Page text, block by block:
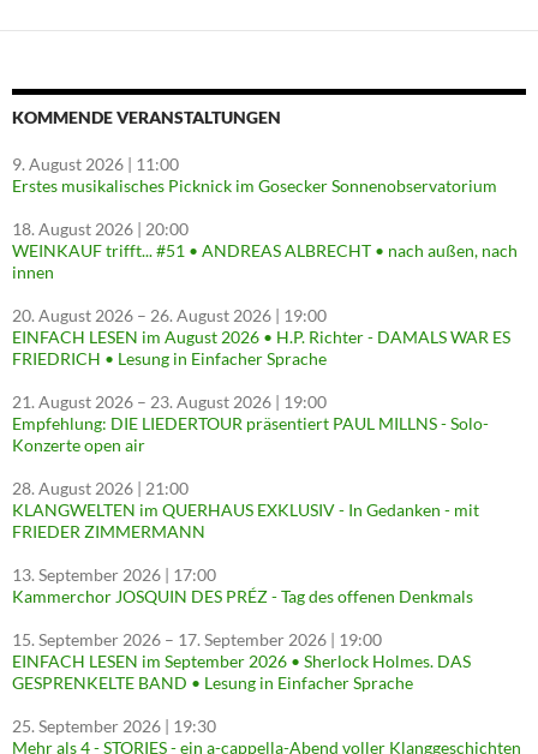
KOMMENDE VERANSTALTUNGEN
9. August 2026 | 11:00
Erstes musikalisches Picknick im Gosecker Sonnenobservatorium
18. August 2026 | 20:00
WEINKAUF trifft... #51 • ANDREAS ALBRECHT • nach außen, nach
innen
20. August 2026 – 26. August 2026 | 19:00
EINFACH LESEN im August 2026 • H.P. Richter - DAMALS WAR ES
FRIEDRICH • Lesung in Einfacher Sprache
21. August 2026 – 23. August 2026 | 19:00
Empfehlung: DIE LIEDERTOUR präsentiert PAUL MILLNS - Solo-
Konzerte open air
28. August 2026 | 21:00
KLANGWELTEN im QUERHAUS EXKLUSIV - In Gedanken - mit
FRIEDER ZIMMERMANN
13. September 2026 | 17:00
Kammerchor JOSQUIN DES PRÉZ - Tag des offenen Denkmals
15. September 2026 – 17. September 2026 | 19:00
EINFACH LESEN im September 2026 • Sherlock Holmes. DAS
GESPRENKELTE BAND • Lesung in Einfacher Sprache
25. September 2026 | 19:30
Mehr als 4 - STORIES - ein a-cappella-Abend voller Klanggeschichten